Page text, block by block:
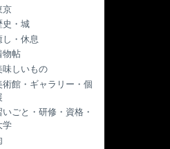
京
史・城
し・休息
物帖
味しいもの
術館・ギャラリー・個
いごと・研修・資格・
学